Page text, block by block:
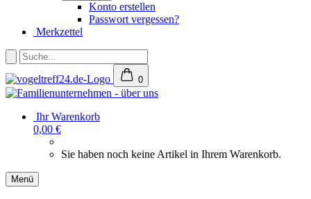
Konto erstellen
Passwort vergessen?
Merkzettel
0
Ihr Warenkorb
0,00 €
Sie haben noch keine Artikel in Ihrem Warenkorb.
Menü